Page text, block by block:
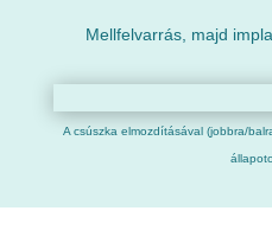
Mellfelvarrás, majd
A csúszka elmozdításával (jobbra/